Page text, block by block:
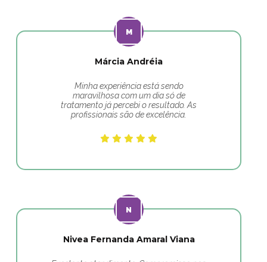
Márcia Andréia
Minha experiência está sendo
maravilhosa com um dia só de
tratamento já percebi o resultado. As
profissionais são de excelência.
Nivea Fernanda Amaral Viana